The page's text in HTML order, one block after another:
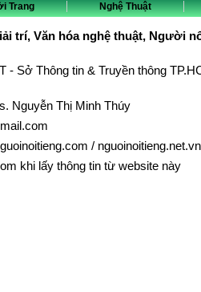
Trang Nghệ Thuật
trí, Văn hóa nghệ thuật, Người
- Sở Thông tin & Truyền thông
Nguyễn Thị Minh Thúy
/ nguoinoitieng.net.vn
khi lấy thông tin từ website này